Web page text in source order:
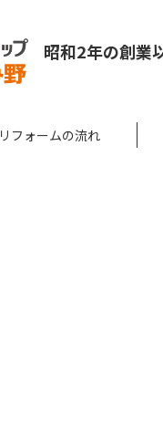
昭和2年の創業
リフォームの流れ